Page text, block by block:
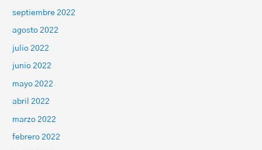
septiembre 2022
agosto 2022
julio 2022
junio 2022
mayo 2022
abril 2022
marzo 2022
febrero 2022